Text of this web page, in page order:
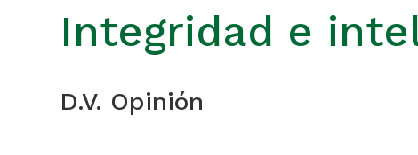
Integridad e
D.V. Opinión